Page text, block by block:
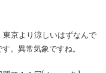
京より涼しいはずなんで
。異常気象ですね。